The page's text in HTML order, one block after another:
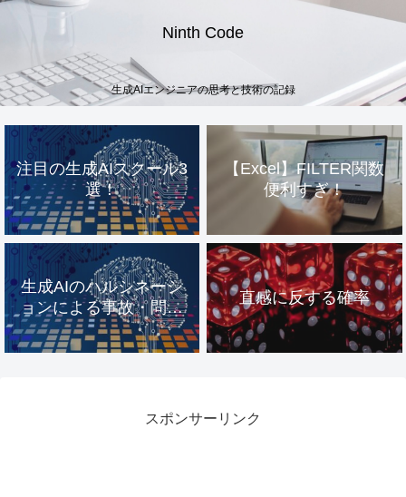
Ninth Code
生成AIエンジニアの思考と技術の記録
注目の生成AIスクール3
選！
【Excel】FILTER関数
便利すぎ！
生成AIのハルシネーシ
ョンによる事故・問題
事例
直感に反する確率
スポンサーリンク